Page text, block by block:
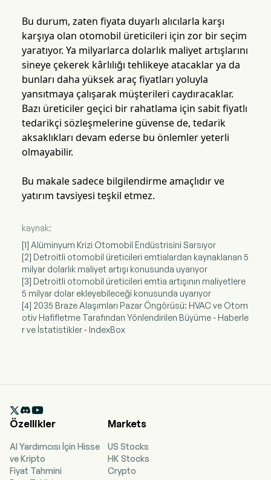
Bu durum, zaten fiyata duyarlı alıcılarla karşı
karşıya olan otomobil üreticileri için zor bir seçim
yaratıyor. Ya milyarlarca dolarlık maliyet artışlarını
sineye çekerek kârlılığı tehlikeye atacaklar ya da
bunları daha yüksek araç fiyatları yoluyla
yansıtmaya çalışarak müşterileri caydıracaklar.
Bazı üreticiler geçici bir rahatlama için sabit fiyatlı
tedarikçi sözleşmelerine güvense de, tedarik
aksaklıkları devam ederse bu önlemler yeterli
olmayabilir.
Bu makale sadece bilgilendirme amaçlıdır ve
yatırım tavsiyesi teşkil etmez.
kaynak:
[1] Alüminyum Krizi Otomobil Endüstrisini Sarsıyor
[2] Detroitli otomobil üreticileri emtialardan kaynaklanan 5
milyar dolarlık maliyet artışı konusunda uyarıyor
[3] Detroitli otomobil üreticileri emtia artışının maliyetlere
5 milyar dolar ekleyebileceği konusunda uyarıyor
[4] 2035 Braze Alaşımları Pazar Öngörüsü: HVAC ve Otom
otiv Hafifletme Tarafından Yönlendirilen Büyüme - Haberle
r ve İstatistikler - IndexBox

Özellikler
AI Yardımcısı İçin Hisse
ve Kripto
Fiyat Tahmini
Markets
US Stocks
HK Stocks
Crypto